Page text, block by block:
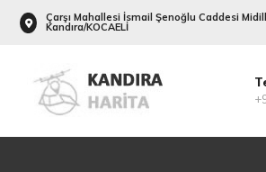
Çarşı Mahallesi İsmail Şenoğlu Caddesi
Kandıra/KOCAELİ